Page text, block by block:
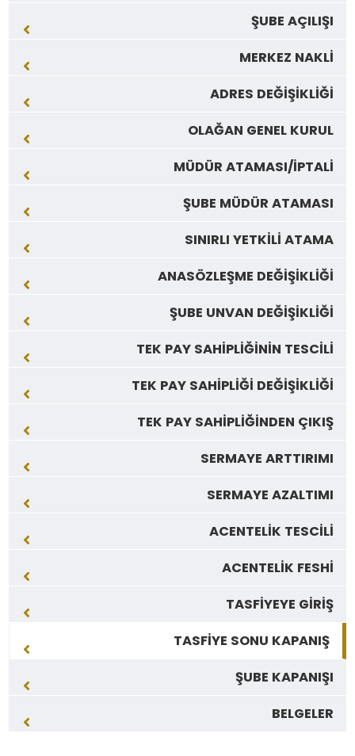
ŞUBE AÇILIŞI
MERKEZ NAKLİ
ADRES DEĞİŞİKLİĞİ
OLAĞAN GENEL KURUL
MÜDÜR ATAMASI/İPTALİ
ŞUBE MÜDÜR ATAMASI
SINIRLI YETKİLİ ATAMA
ANASÖZLEŞME DEĞİŞİKLİĞİ
ŞUBE UNVAN DEĞİŞİKLİĞİ
TEK PAY SAHİPLİĞİNİN TESCİLİ
TEK PAY SAHİPLİĞİ DEĞİŞİKLİĞİ
TEK PAY SAHİPLİĞİNDEN ÇIKIŞ
SERMAYE ARTTIRIMI
SERMAYE AZALTIMI
ACENTELİK TESCİLİ
ACENTELİK FESHİ
TASFİYEYE GİRİŞ
TASFİYE SONU KAPANIŞ
ŞUBE KAPANIŞI
BELGELER